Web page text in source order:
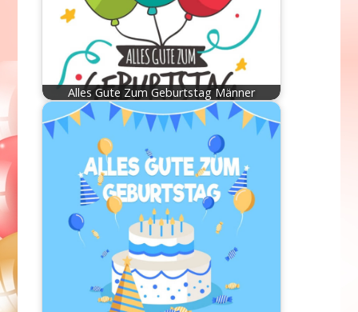
Alles Gute Zum Geburtstag Männer